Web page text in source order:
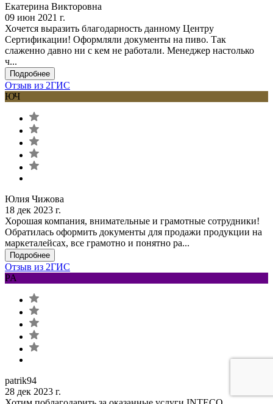
Екатерина Викторовна
09 июн 2021 г.
Хочется выразить благодарность данному Центру
Сертификации! Оформляли документы на пиво. Так
слаженно давно ни с кем не работали. Менеджер настолько
ч...
Подробнее
Отзыв из 2ГИС
ЮЧ
Юлия Чижова
18 дек 2023 г.
Хорошая компания, внимательные и грамотные сотрудники!
Обратилась оформить документы для продажи продукции на
маркеталейсах, все грамотно и понятно ра...
Подробнее
Отзыв из 2ГИС
PA
patrik94
28 дек 2023 г.